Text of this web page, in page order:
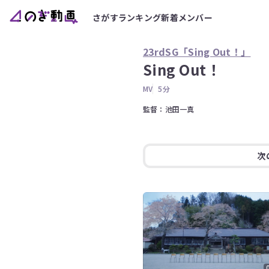
さがすランキング新着メンバー
23rdSG「Sing Out！」
Sing Out！
MV 5分
監督：池田一真
次